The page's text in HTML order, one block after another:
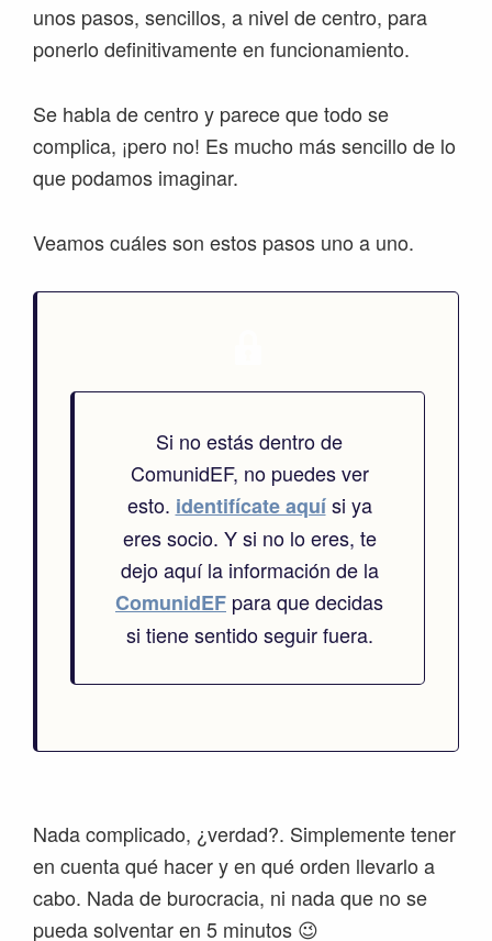
unos pasos, sencillos, a nivel de centro, para
ponerlo definitivamente en funcionamiento.
Se habla de centro y parece que todo se
complica, ¡pero no! Es mucho más sencillo de lo
que podamos imaginar.
Veamos cuáles son estos pasos uno a uno.
Si no estás dentro de
ComunidEF, no puedes ver
esto. identifícate aquísi ya
eres socio. Y si no lo eres, te
dejo aquí la información de la
ComunidEF para que decidas
si tiene sentido seguir fuera.
Nada complicado, ¿verdad?. Simplemente tener
en cuenta qué hacer y en qué orden llevarlo a
cabo. Nada de burocracia, ni nada que no se
pueda solventar en 5 minutos 😉